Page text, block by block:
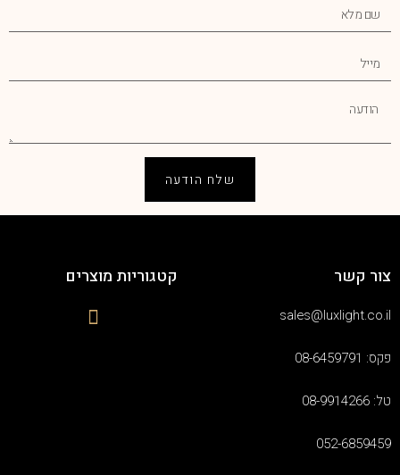
שלח הודעה
צור קשר
sales@luxlight.co.il
פקס: 08-6459791
טל: 08-9914266
052-6859459
קטגוריות מוצרים